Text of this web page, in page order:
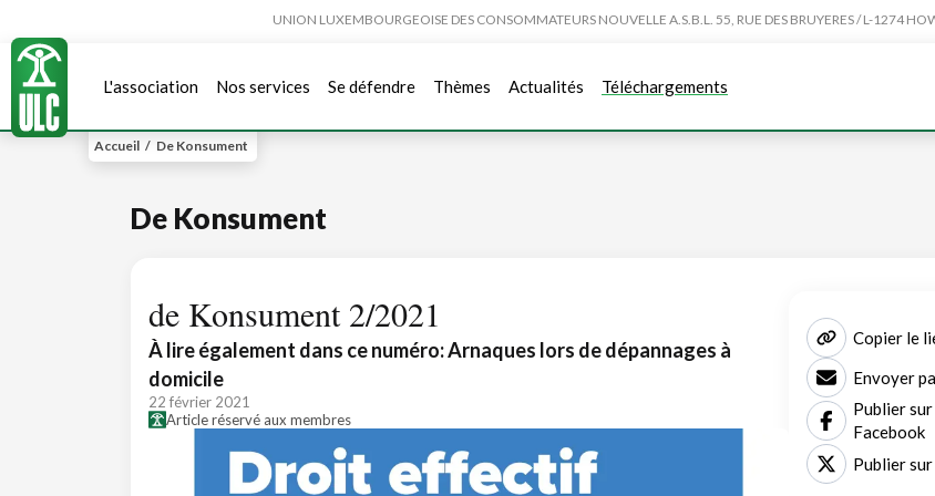
UNION LUXEMBOURGEOISE DES CONSOMMATEURS NOUVELLE A.S.B.L. 55, RUE DES BRUYERES / L-1274
L'association Nos services Se défendre Thèmes Actualités Téléchargements
Accueil / De Konsument
De Konsument
de Konsument 2/2021
À lire également dans ce numéro: Arnaques lors de dépannages à
domicile
22 février 2021
Article réservé aux membres
Copier le
Envoyer
Publier sur
Facebook
Publier